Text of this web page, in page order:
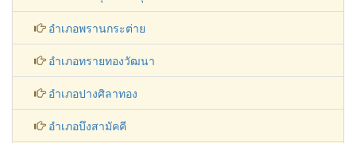
อำเภอพรานกระต่าย
อำเภอทรายทองวัฒนา
อำเภอปางศิลาทอง
อำเภอบึงสามัคคี